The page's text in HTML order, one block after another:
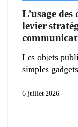
L’usage
levier
Les objets
simples
6 juillet 2026